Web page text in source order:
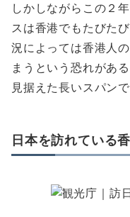
しかしながらこの２
スは香港でもたびた
況によっては香港人
まうという恐れがあ
見据えた長いスパン
日本を訪れている